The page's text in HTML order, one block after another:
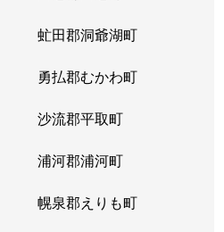
虻田郡洞爺湖町
勇払郡むかわ町
沙流郡平取町
浦河郡浦河町
幌泉郡えりも町